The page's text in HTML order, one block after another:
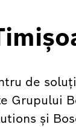
de
Grupului
și